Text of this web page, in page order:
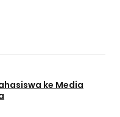
ke Media